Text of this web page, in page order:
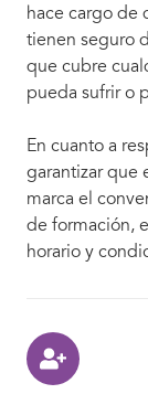
hace cargo de
tienen seguro
que cubre
pueda sufrir o
En cuanto a
garantizar que
marca el
de formación,
horario y